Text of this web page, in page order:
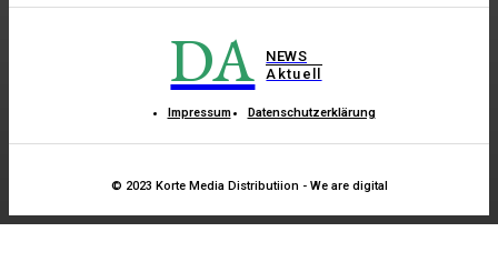
DA
NEWS
Aktuell
Impressum Datenschutzerklärung
© 2023 Korte Media Distributiion - We are digital